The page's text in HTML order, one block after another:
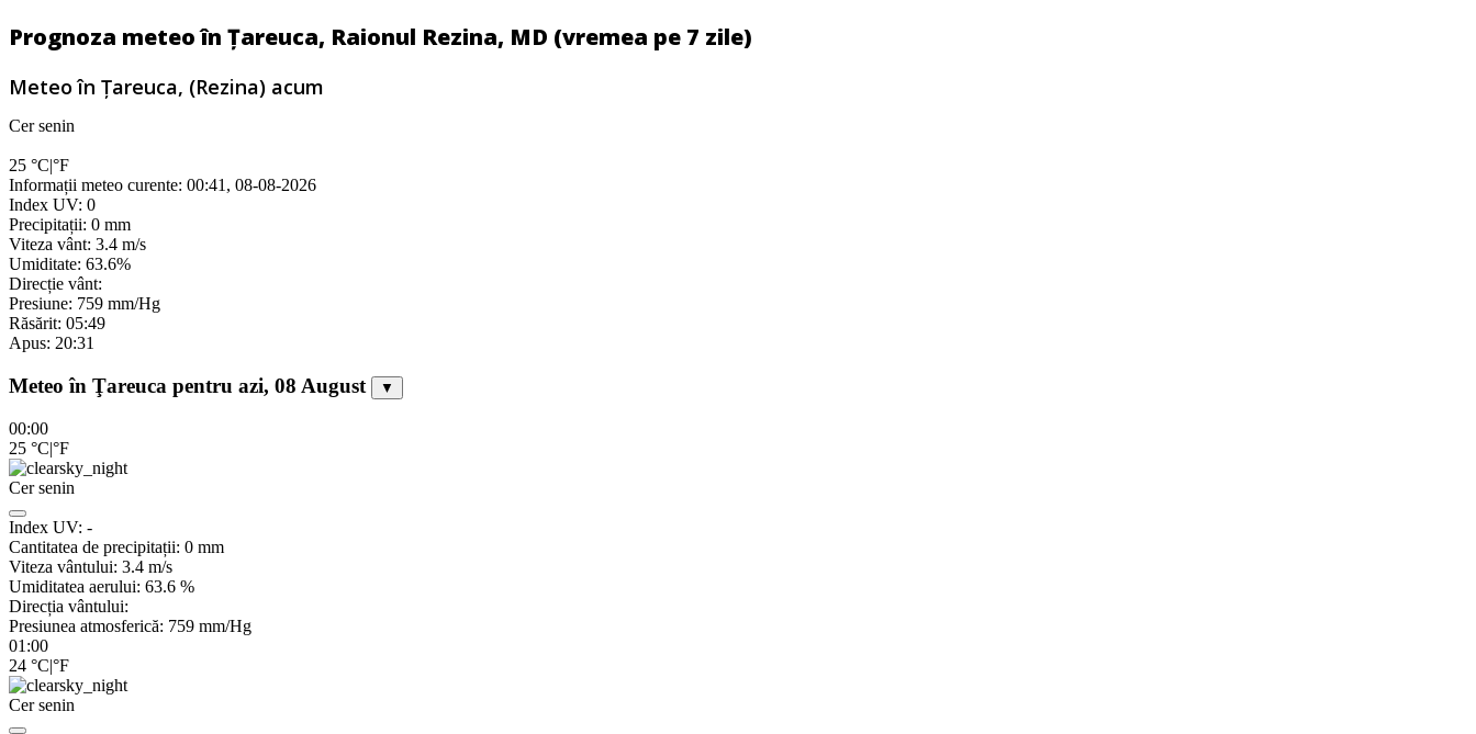
Prognoza meteo în Țareuca, Raionul Rezina, MD (vremea pe 7 zile)
Meteo în Ţareuca, (Rezina) acum
Cer senin
25 °C|°F
Informații meteo curente: 00:41, 08-08-2026
Index UV: 0
Precipitații: 0 mm
Viteza vânt: 3.4 m/s
Umiditate: 63.6%
Direcție vânt:
Presiune: 759 mm/Hg
Răsărit: 05:49
Apus: 20:31
Meteo în Ţareuca pentru azi, 08 August ▼
00:00
25 °C|°F
Cer senin
Index UV: -
Cantitatea de precipitații: 0 mm
Viteza vântului: 3.4 m/s
Umiditatea aerului: 63.6 %
Direcția vântului:
Presiunea atmosferică: 759 mm/Hg
01:00
24 °C|°F
Cer senin